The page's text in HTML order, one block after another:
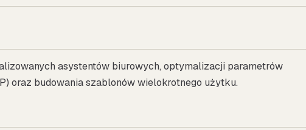
asystentów biurowych, optymalizacji parametrów
oraz budowania szablonów wielokrotnego użytku.